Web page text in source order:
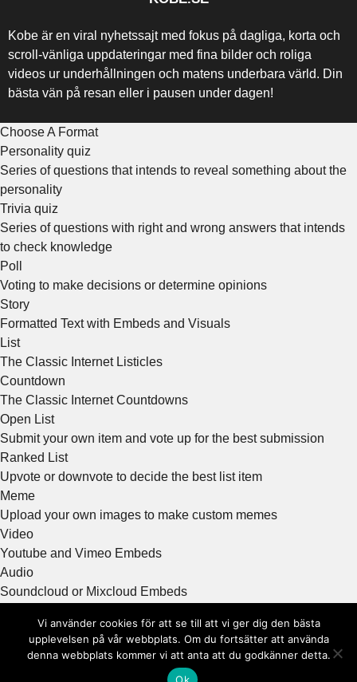
Kobe är en viral nyhetssajt med fokus på dagliga, korta och
scroll-vänliga uppdateringar med fina bilder och roliga
videos ur underhållningen och matens underbara värld. Din
bästa vän på resan eller i pausen under dagen!
Choose A Format
Personality quiz
Series of questions that intends to reveal something about the
personality
Trivia quiz
Series of questions with right and wrong answers that intends
to check knowledge
Poll
Voting to make decisions or determine opinions
Story
Formatted Text with Embeds and Visuals
List
The Classic Internet Listicles
Countdown
The Classic Internet Countdowns
Open List
Submit your own item and vote up for the best submission
Ranked List
Upvote or downvote to decide the best list item
Meme
Upload your own images to make custom memes
Video
Youtube and Vimeo Embeds
Audio
Soundcloud or Mixcloud Embeds
Photo or GIF
Vi använder cookies för att se till att vi ger dig den bästa
upplevelsen på vår webbplats. Om du fortsätter att använda
denna webbplats kommer vi att anta att du godkänner detta.
Ok